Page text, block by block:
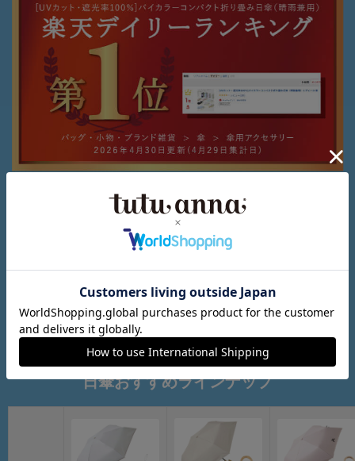
UVカット・遮光率100％！
日傘おすすめラインナップ